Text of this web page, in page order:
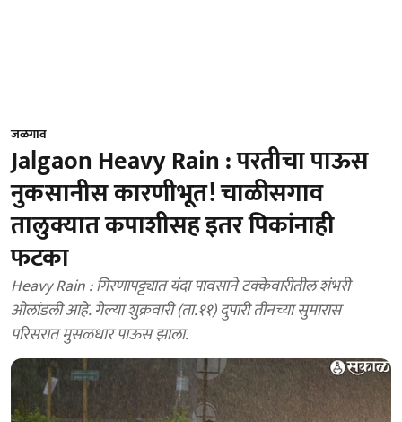
जळगाव
Jalgaon Heavy Rain : परतीचा पाऊस
नुकसानीस कारणीभूत! चाळीसगाव
तालुक्यात कपाशीसह इतर पिकांनाही
फटका
Heavy Rain : गिरणापट्ट्यात यंदा पावसाने टक्केवारीतील शंभरी
ओलांडली आहे. गेल्या शुक्रवारी (ता.११) दुपारी तीनच्या सुमारास
परिसरात मुसळधार पाऊस झाला.